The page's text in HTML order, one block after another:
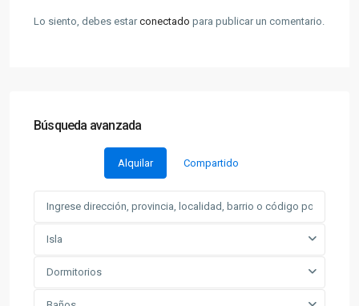
Lo siento, debes estarconectado para publicar un comentario.
Búsqueda avanzada
Alquilar Compartido
Isla
Dormitorios